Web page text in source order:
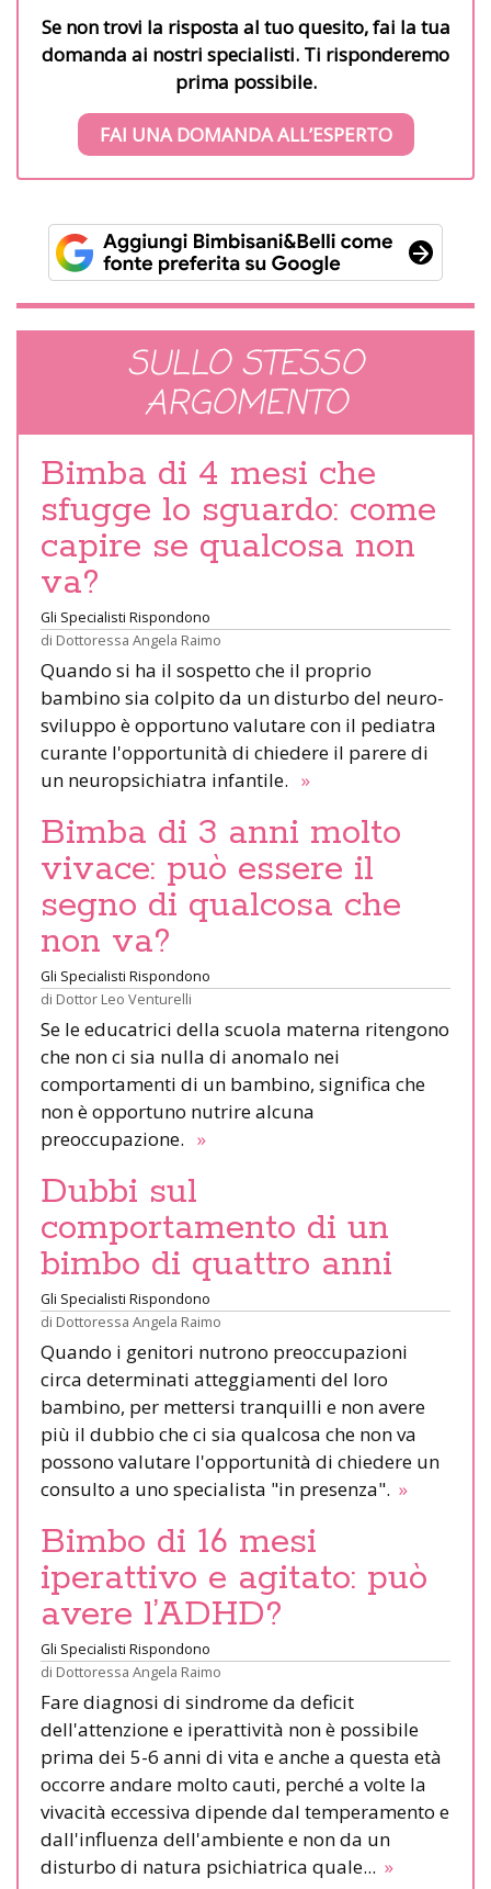
Se non trovi la risposta al tuo quesito, fai la tua
domanda ai nostri specialisti. Ti risponderemo
prima possibile.
FAI UNA DOMANDA ALL’ESPERTO
SULLO STESSO
ARGOMENTO
Bimba di 4 mesi che
sfugge lo sguardo: come
capire se qualcosa non
va?
Gli Specialisti Rispondono
di Dottoressa Angela Raimo
Quando si ha il sospetto che il proprio
bambino sia colpito da un disturbo del neuro-
sviluppo è opportuno valutare con il pediatra
curante l'opportunità di chiedere il parere di
un neuropsichiatra infantile. »
Bimba di 3 anni molto
vivace: può essere il
segno di qualcosa che
non va?
Gli Specialisti Rispondono
di Dottor Leo Venturelli
Se le educatrici della scuola materna ritengono
che non ci sia nulla di anomalo nei
comportamenti di un bambino, significa che
non è opportuno nutrire alcuna
preoccupazione. »
Dubbi sul
comportamento di un
bimbo di quattro anni
Gli Specialisti Rispondono
di Dottoressa Angela Raimo
Quando i genitori nutrono preoccupazioni
circa determinati atteggiamenti del loro
bambino, per mettersi tranquilli e non avere
più il dubbio che ci sia qualcosa che non va
possono valutare l'opportunità di chiedere un
consulto a uno specialista "in presenza". »
Bimbo di 16 mesi
iperattivo e agitato: può
avere l’ADHD?
Gli Specialisti Rispondono
di Dottoressa Angela Raimo
Fare diagnosi di sindrome da deficit
dell'attenzione e iperattività non è possibile
prima dei 5-6 anni di vita e anche a questa età
occorre andare molto cauti, perché a volte la
vivacità eccessiva dipende dal temperamento e
dall'influenza dell'ambiente e non da un
disturbo di natura psichiatrica quale... »